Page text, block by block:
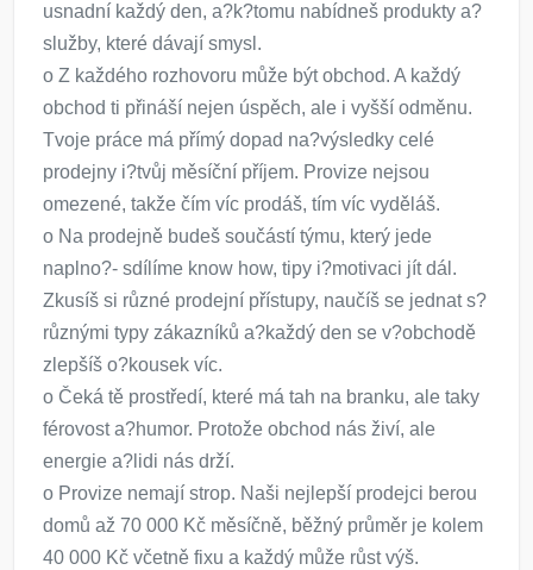
usnadní každý den, a?k?tomu nabídneš produkty a?
služby, které dávají smysl.
o Z každého rozhovoru může být obchod. A každý
obchod ti přináší nejen úspěch, ale i vyšší odměnu.
Tvoje práce má přímý dopad na?výsledky celé
prodejny i?tvůj měsíční příjem. Provize nejsou
omezené, takže čím víc prodáš, tím víc vyděláš.
o Na prodejně budeš součástí týmu, který jede
naplno?- sdílíme know how, tipy i?motivaci jít dál.
Zkusíš si různé prodejní přístupy, naučíš se jednat s?
různými typy zákazníků a?každý den se v?obchodě
zlepšíš o?kousek víc.
o Čeká tě prostředí, které má tah na branku, ale taky
férovost a?humor. Protože obchod nás živí, ale
energie a?lidi nás drží.
o Provize nemají strop. Naši nejlepší prodejci berou
domů až 70 000 Kč měsíčně, běžný průměr je kolem
40 000 Kč včetně fixu a každý může růst výš.